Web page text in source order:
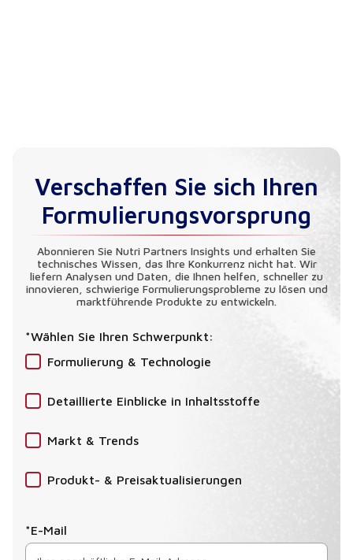
Verschaffen Sie sich Ihren
Formulierungsvorsprung
Abonnieren Sie Nutri Partners Insights und erhalten Sie
technisches Wissen, das Ihre Konkurrenz nicht hat. Wir
liefern Analysen und Daten, die Ihnen helfen, schneller zu
innovieren, schwierige Formulierungsprobleme zu lösen und
marktführende Produkte zu entwickeln.
*Wählen Sie Ihren Schwerpunkt:
Formulierung & Technologie
Detaillierte Einblicke in Inhaltsstoffe
Markt & Trends
Produkt- & Preisaktualisierungen
*E-Mail